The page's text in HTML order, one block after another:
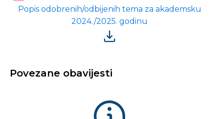
Popis odobrenih/odbijenih tema za akademsku
2024./2025. godinu
Povezane obavijesti